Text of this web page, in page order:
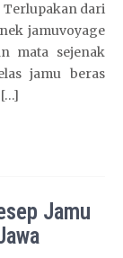
Terlupakan dari
jamuvoyage
mata sejenak
jamu beras
Jamu